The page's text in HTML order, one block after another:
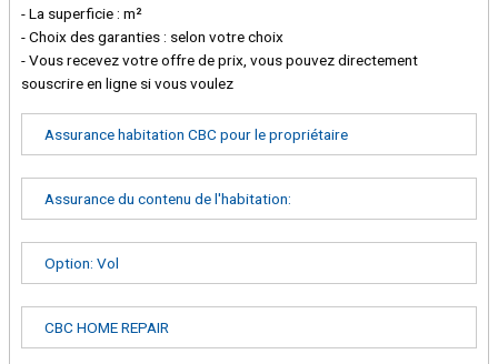
- La superficie : m²
- Choix des garanties : selon votre choix
- Vous recevez votre offre de prix, vous pouvez directement
souscrire en ligne si vous voulez
Assurance habitation CBC pour le propriétaire
Assurance du contenu de l'habitation:
Option: Vol
CBC HOME REPAIR